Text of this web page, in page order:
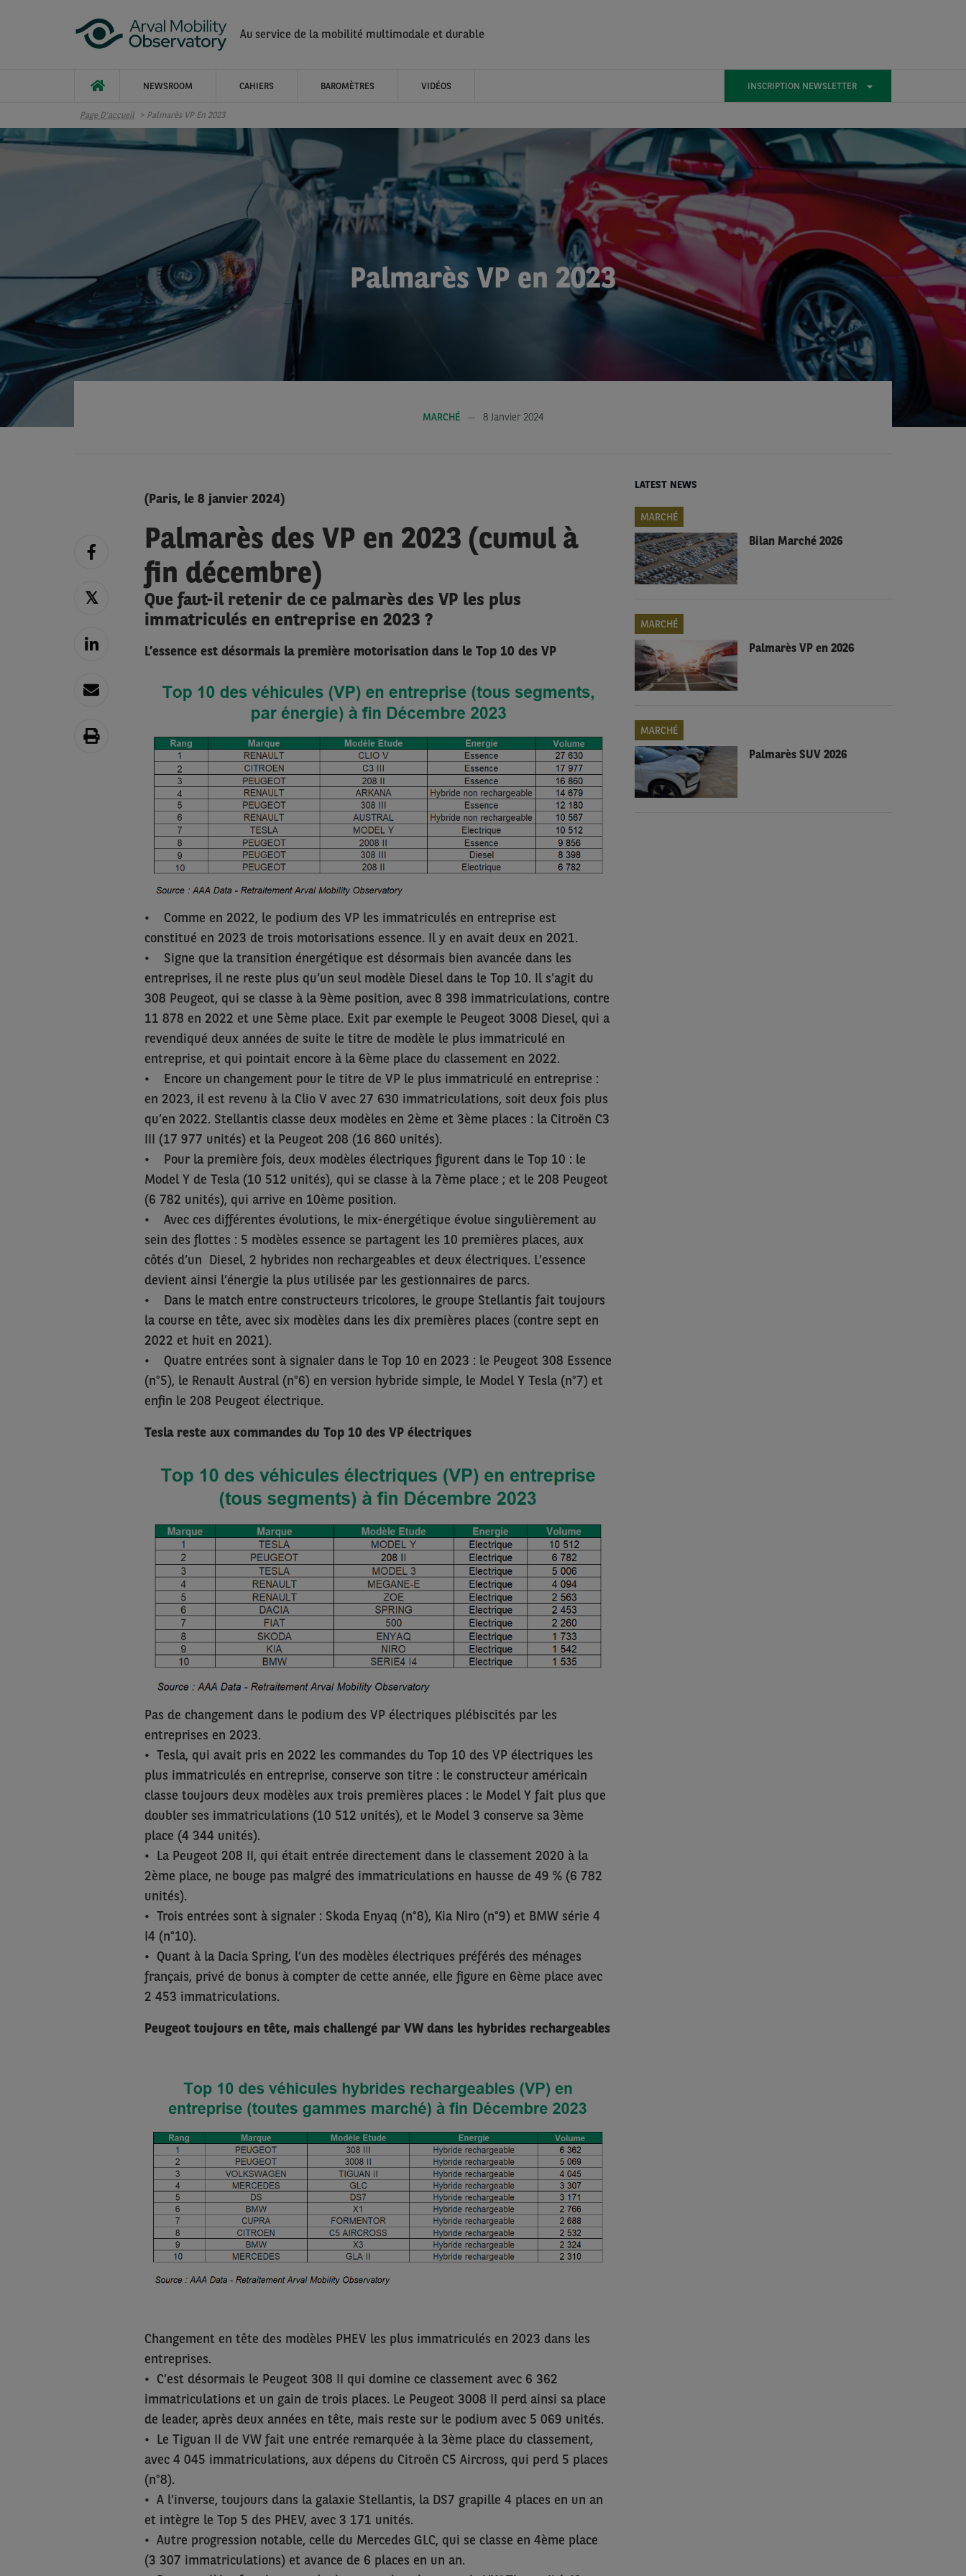
Au service de la mobilité multimodale et durable
NEWSROOM CAHIERS BAROMÈTRES VIDÉOS INSCRIPTION NEWSLETTER
Page D’accueil Palmarès VP En 2023
Palmarès VP en 2023
MARCHÉ 8 Janvier 2024
(Paris, le 8 janvier 2024)
Palmarès des VP en 2023 (cumul à
fin décembre)
Que faut-il retenir de ce palmarès des VP les plus
immatriculés en entreprise en 2023 ?
L’essence est désormais la première motorisation dans le Top 10 des VP
• Comme en 2022, le podium des VP les immatriculés en entreprise est
constitué en 2023 de trois motorisations essence. Il y en avait deux en 2021.
• Signe que la transition énergétique est désormais bien avancée dans les
entreprises, il ne reste plus qu’un seul modèle Diesel dans le Top 10. Il s’agit du
308 Peugeot, qui se classe à la 9ème position, avec 8 398 immatriculations, contre
11 878 en 2022 et une 5ème place. Exit par exemple le Peugeot 3008 Diesel, qui a
revendiqué deux années de suite le titre de modèle le plus immatriculé en
entreprise, et qui pointait encore à la 6ème place du classement en 2022.
• Encore un changement pour le titre de VP le plus immatriculé en entreprise :
en 2023, il est revenu à la Clio V avec 27 630 immatriculations, soit deux fois plus
qu’en 2022. Stellantis classe deux modèles en 2ème et 3ème places : la Citroën C3
III (17 977 unités) et la Peugeot 208 (16 860 unités).
• Pour la première fois, deux modèles électriques figurent dans le Top 10 : le
Model Y de Tesla (10 512 unités), qui se classe à la 7ème place ; et le 208 Peugeot
(6 782 unités), qui arrive en 10ème position.
• Avec ces différentes évolutions, le mix-énergétique évolue singulièrement au
sein des flottes : 5 modèles essence se partagent les 10 premières places, aux
côtés d’un Diesel, 2 hybrides non rechargeables et deux électriques. L’essence
devient ainsi l’énergie la plus utilisée par les gestionnaires de parcs.
• Dans le match entre constructeurs tricolores, le groupe Stellantis fait toujours
la course en tête, avec six modèles dans les dix premières places (contre sept en
2022 et huit en 2021).
• Quatre entrées sont à signaler dans le Top 10 en 2023 : le Peugeot 308 Essence
(n°5), le Renault Austral (n°6) en version hybride simple, le Model Y Tesla (n°7) et
enfin le 208 Peugeot électrique.
Tesla reste aux commandes du Top 10 des VP électriques
Pas de changement dans le podium des VP électriques plébiscités par les
entreprises en 2023.
• Tesla, qui avait pris en 2022 les commandes du Top 10 des VP électriques les
plus immatriculés en entreprise, conserve son titre : le constructeur américain
classe toujours deux modèles aux trois premières places : le Model Y fait plus que
doubler ses immatriculations (10 512 unités), et le Model 3 conserve sa 3ème
place (4 344 unités).
• La Peugeot 208 II, qui était entrée directement dans le classement 2020 à la
2ème place, ne bouge pas malgré des immatriculations en hausse de 49 % (6 782
unités).
• Trois entrées sont à signaler : Skoda Enyaq (n°8), Kia Niro (n°9) et BMW série 4
I4 (n°10).
• Quant à la Dacia Spring, l’un des modèles électriques préférés des ménages
français, privé de bonus à compter de cette année, elle figure en 6ème place avec
2 453 immatriculations.
Peugeot toujours en tête, mais challengé par VW dans les hybrides rechargeables
Changement en tête des modèles PHEV les plus immatriculés en 2023 dans les
entreprises.
• C’est désormais le Peugeot 308 II qui domine ce classement avec 6 362
immatriculations et un gain de trois places. Le Peugeot 3008 II perd ainsi sa place
de leader, après deux années en tête, mais reste sur le podium avec 5 069 unités.
• Le Tiguan II de VW fait une entrée remarquée à la 3ème place du classement,
avec 4 045 immatriculations, aux dépens du Citroën C5 Aircross, qui perd 5 places
(n°8).
• A l’inverse, toujours dans la galaxie Stellantis, la DS7 grapille 4 places en un an
et intègre le Top 5 des PHEV, avec 3 171 unités.
• Autre progression notable, celle du Mercedes GLC, qui se classe en 4ème place
(3 307 immatriculations) et avance de 6 places en un an.
LATEST NEWS
MARCHÉ
Bilan Marché 2026
MARCHÉ
Palmarès VP en 2026
MARCHÉ
Palmarès SUV 2026